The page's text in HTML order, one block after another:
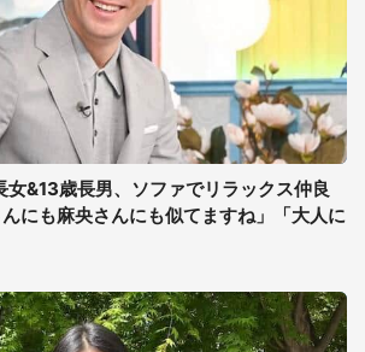
女&13歳長男、ソファでリラックス仲良
にも麻央さんにも似てますね」「大人に